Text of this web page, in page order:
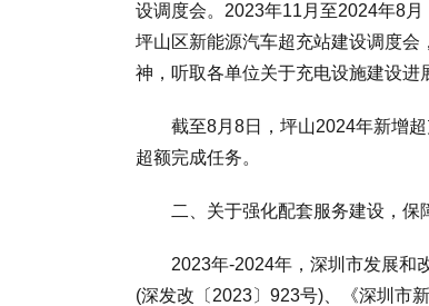
设调度会。2023年11月至2024年8
坪山区新能源汽车超充站建设调度
神，听取各单位关于充电设施建设进
截至8月8日，坪山2024年新增超
超额完成任务。
二、关于强化配套服务建设，保
2023年-2024年，深圳市发展和改
(深发改〔2023〕923号)、《深圳市